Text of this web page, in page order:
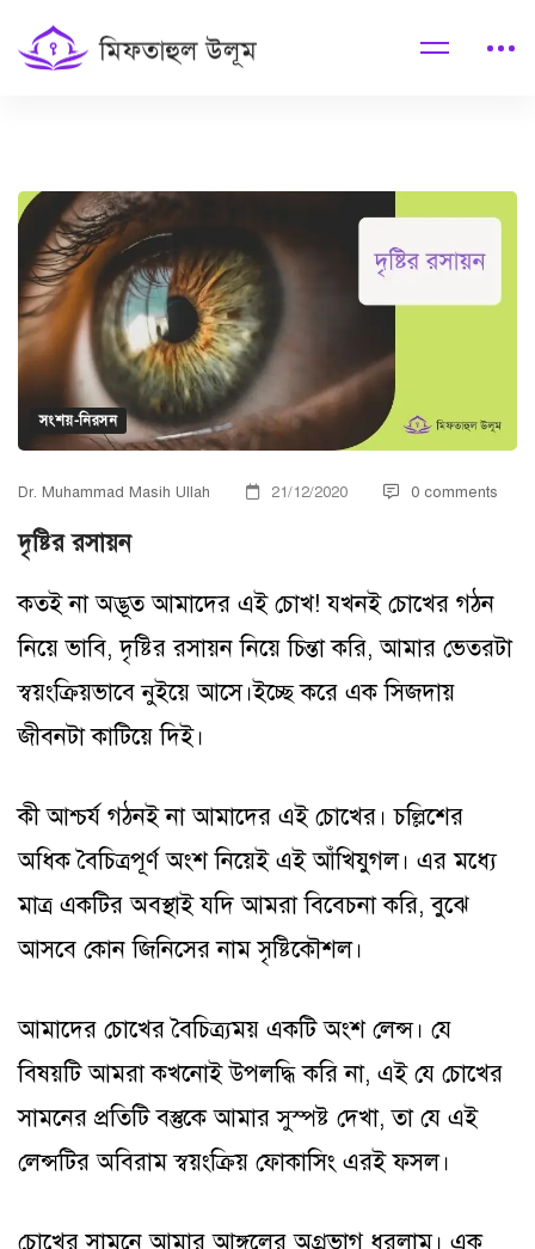
দৃষ্টির
রসায়ন
সংশয়-নিরসন
Dr. Muhammad Masih Ullah 21/12/2020 0 comments
দৃষ্টির রসায়ন
কতই না অদ্ভূত আমাদের এই চোখ! যখনই চোখের গঠন
নিয়ে ভাবি, দৃষ্টির রসায়ন নিয়ে চিন্তা করি, আমার ভেতরটা
স্বয়ংক্রিয়ভাবে নুইয়ে আসে।ইচ্ছে করে এক সিজদায়
জীবনটা কাটিয়ে দিই।
কী আশ্চর্য গঠনই না আমাদের এই চোখের। চল্লিশের
অধিক বৈচিত্রপূর্ণ অংশ নিয়েই এই আঁখিযুগল। এর মধ্যে
মাত্র একটির অবস্থাই যদি আমরা বিবেচনা করি, বুঝে
আসবে কোন জিনিসের নাম সৃষ্টিকৌশল।
আমাদের চোখের বৈচিত্র্যময় একটি অংশ লেন্স। যে
বিষয়টি আমরা কখনোই উপলদ্ধি করি না, এই যে চোখের
সামনের প্রতিটি বস্তুকে আমার সুস্পষ্ট দেখা, তা যে এই
লেন্সটির অবিরাম স্বয়ংক্রিয় ফোকাসিং এরই ফসল।
চোখের সামনে আমার আঙ্গুলের অগ্রভাগ ধরলাম। এক